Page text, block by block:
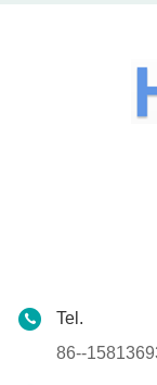
Tel.
86--